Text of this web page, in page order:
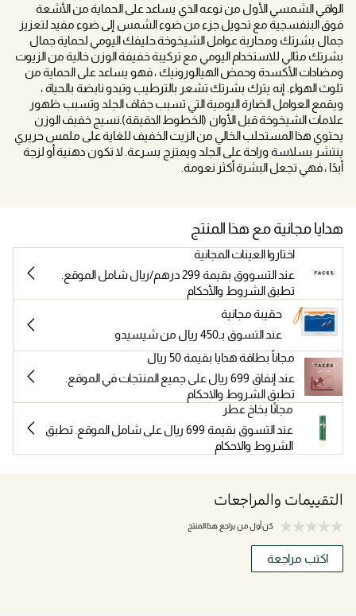
الواقي الشمسي الأول من نوعه الذي يساعد على الحماية من الأشعة
فوق البنفسجية مع تحويل جزء من ضوء الشمس إلى ضوء مفيد لتعزيز
جمال بشرتك ومحاربة عوامل الشيخوخة.حليفك اليومي لحماية جمال
بشرتك مثالي للاستخدام اليومي مع تركيبة خفيفة الوزن خالية من الزيوت
ومضادات الأكسدة وحمض الهيالورونيك ، فهو يساعد على الحماية من
تلوث الهواء. إنه يترك بشرتك تشعر بالترطيب وتبدو نابضة بالحياة ،
ويقمع العوامل الضارة اليومية التي تسبب جفاف الجلد وتسبب ظهور
علامات الشيخوخة قبل الأوان (الخطوط الدقيقة).نسيج خفيف الوزن
يحتوي هذا المستحلب الخالي من الزيت الخفيف للغاية على ملمس حريري
ينتشر بسلاسة وراحة على الجلد ويمتزج بسرعة. لا تكون دهنية أو لزجة
أبدًا ، فهي تجعل البشرة أكثر نعومة.
هدايا مجانية مع هذا المنتج
اختاروا العينات المجانية
عند التسووق بقيمة 299 درهم/ريال شامل الموقع.
تطبق الشروط والأحكام
حقيبة مجانية
عند التسوق بـ450 ريال من شيسيدو
مجاناً بطاقة هدايا بقيمة 50 ريال
عند إنفاق 699 ريال على جميع المنتجات في الموقع.
تطبق الشروط والاحكام
مجانًا بخاخ عطر
عند التسوق بقيمة 699 ريال على شامل الموقع. تطبق
الشروط والاحكام
التقييمات والمراجعات
كن أول من يراجع هذا المنتج
اكتب مراجعة